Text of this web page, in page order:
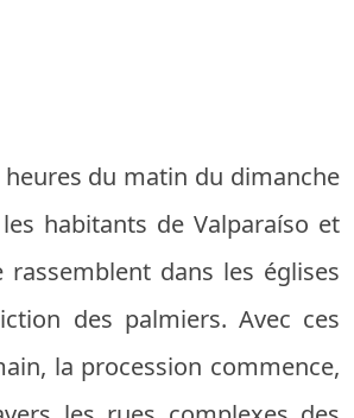
heures du matin du dimanche
habitants de Valparaíso et
rassemblent dans les églises
des palmiers. Avec ces
la procession commence,